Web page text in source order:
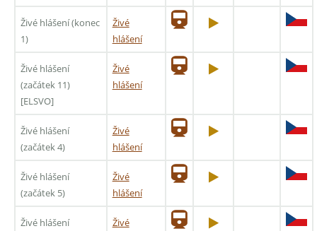
Živé hlášení (konec
1)
Živé
hlášení
Živé hlášení
(začátek 11)
[ELSVO]
Živé
hlášení
Živé hlášení
(začátek 4)
Živé
hlášení
Živé hlášení
(začátek 5)
Živé
hlášení
Živé hlášení
Živé